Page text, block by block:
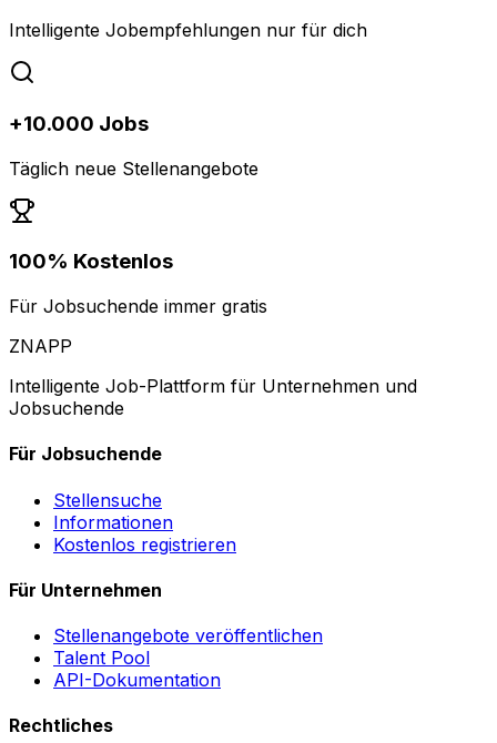
Intelligente Jobempfehlungen nur für dich
+10.000 Jobs
Täglich neue Stellenangebote
100% Kostenlos
Für Jobsuchende immer gratis
ZNAPP
Intelligente Job-Plattform für Unternehmen und
Jobsuchende
Für Jobsuchende
Stellensuche
Informationen
Kostenlos registrieren
Für Unternehmen
Stellenangebote veröffentlichen
Talent Pool
API-Dokumentation
Rechtliches